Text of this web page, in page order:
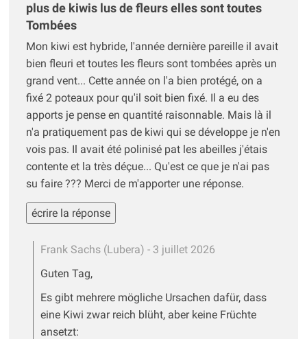
plus de kiwis lus de fleurs elles sont toutes
Tombées
Mon kiwi est hybride, l'année dernière pareille il avait
bien fleuri et toutes les fleurs sont tombées après un
grand vent... Cette année on l'a bien protégé, on a
fixé 2 poteaux pour qu'il soit bien fixé. Il a eu des
apports je pense en quantité raisonnable. Mais là il
n'a pratiquement pas de kiwi qui se développe je n'en
vois pas. Il avait été polinisé pat les abeilles j'étais
contente et la très déçue... Qu'est ce que je n'ai pas
su faire ??? Merci de m'apporter une réponse.
écrire la réponse
Frank Sachs (Lubera) - 3 juillet 2026
Guten Tag,
Es gibt mehrere mögliche Ursachen dafür, dass
eine Kiwi zwar reich blüht, aber keine Früchte
ansetzt: